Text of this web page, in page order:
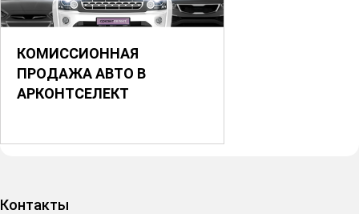
КОМИССИОННАЯ
ПРОДАЖА АВТО В
АРКОНТСЕЛЕКТ
Контакты